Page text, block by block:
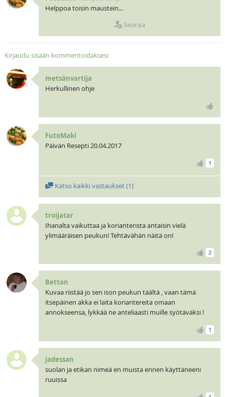
Helppoa toisin maustein...
Seuraa
Kirjaudu sisään kommentoidaksesi
metsänvartija
Herkullinen ohje
FutoMaki
Päivän Resepti 20.04.2017
1
Katso kaikki vastaukset (1)
troijatar
Ihanalta vaikuttaa ja korianterista antaisin vielä
ylimääräisen peukun! Tehtävähän näitä on!
2
Bettan
Kuvaa riistää jo sen ison peukun täältä , vaan tämä
itsepäinen akka ei laita koriantereita omaan
annokseensa, lykkää ne anteliaasti muille syötäväksi !
1
jadessan
suolan ja etikan nimeä en muista ennen käyttäneeni
ruuissa